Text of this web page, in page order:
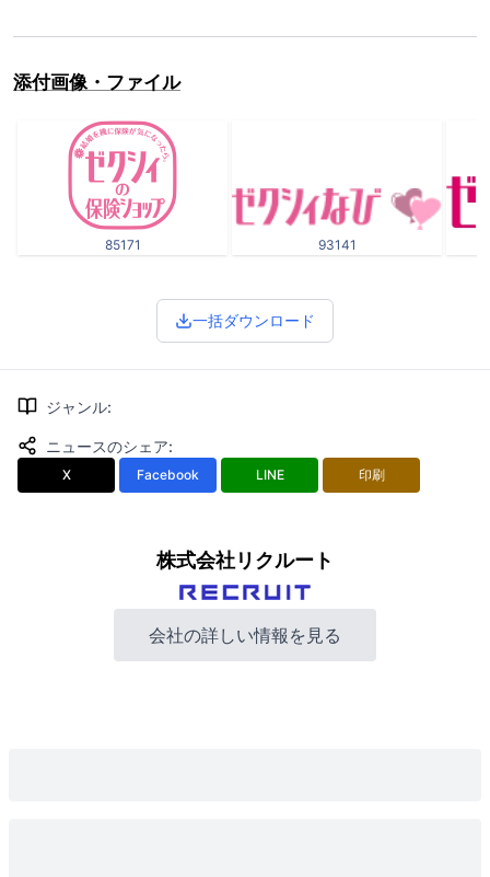
添付画像・ファイル
85171 93141
一括ダウンロード
ジャンル:
ニュースのシェア:
X Facebook LINE 印刷
株式会社リクルート
会社の詳しい情報を見る